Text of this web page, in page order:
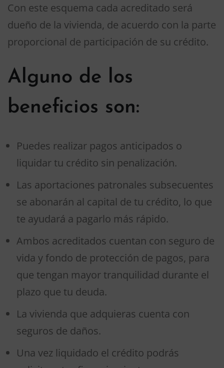
Con este esquema cada acreditado será
dueño de la vivienda, de acuerdo con la parte
proporcional de participación de su crédito.
Alguno de los
beneficios son:
Puedes realizar pagos anticipados o
liquidar tu crédito sin penalización.
Las aportaciones patronales subsecuentes
se abonarán al capital de tu crédito, lo que
te ayudará a pagarlo más rápido.
Ambos acreditados cuentan con seguro de
vida y fondo de protección de pagos, para
que tengan mayor tranquilidad durante el
plazo que tu deuda.
La vivienda que adquieras cuenta con
seguros de daños.
Una vez liquidado el crédito podrás